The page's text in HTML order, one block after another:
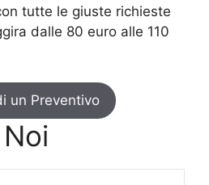
tutte le giuste richieste
dalle 80 euro alle 110
un Preventivo